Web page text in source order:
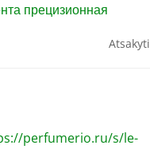
прецизионная
Atsakyti
perfumerio.ru/s/le-